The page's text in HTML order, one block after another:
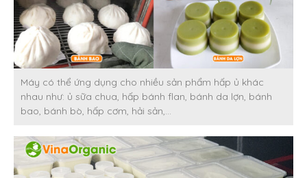
Máy có thể ứng dụng cho nhiều sản phẩm hấp ủ khác
nhau như: ủ sữa chua, hấp bánh flan, bánh da lợn, bánh
bao, bánh bò, hấp cơm, hải sản,…